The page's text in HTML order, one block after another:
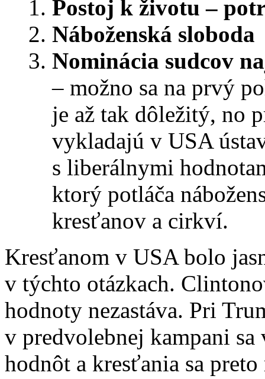
Postoj k životu –
Náboženská sloboda
Nominácia sudcov
– možno sa na prvý
je až tak dôležitý, no
vykladajú v USA
s liberálnymi
ktorý potláča
kresťanov a cirkví.
Kresťanom v USA bolo
v týchto otázkach.
hodnoty nezastáva. Pri
v predvolebnej kampani
hodnôt a kresťania sa